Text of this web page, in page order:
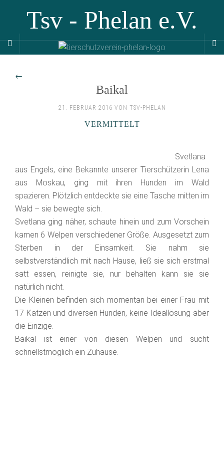
Tsv - Phelan e.V.
←
Baikal
21. FEBRUAR 2016 VON TSV-PHELAN
VERMITTELT
Svetlana
aus Engels, eine Bekannte unserer Tierschützerin Lena
aus Moskau, ging mit ihren Hunden im Wald
spazieren. Plötzlich entdeckte sie eine Tasche mitten im
Wald – sie bewegte sich.
Svetlana ging näher, schaute hinein und zum Vorschein
kamen 6 Welpen verschiedener Größe. Ausgesetzt zum
Sterben in der Einsamkeit. Sie nahm sie
selbstverständlich mit nach Hause, ließ sie sich erstmal
satt essen, reinigte sie, nur behalten kann sie sie
natürlich nicht.
Die Kleinen befinden sich momentan bei einer Frau mit
17 Katzen und diversen Hunden, keine Ideallösung aber
die Einzige.
Baikal ist einer von diesen Welpen und sucht
schnellstmöglich ein Zuhause.